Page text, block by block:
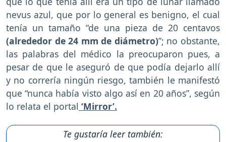
nevus azul, que por lo general es benigno, el cual
tenía un tamaño “de una pieza de 20 centavos
(alrededor de 24 mm de diámetro)”; no obstante,
las palabras del médico la preocuparon pues, a
pesar de que le aseguró de que podía dejarlo allí
y no correría ningún riesgo, también le manifestó
que “nunca había visto algo así en 20 años”, según
lo relata el portal ‘Mirror’.
Te gustaría leer también: